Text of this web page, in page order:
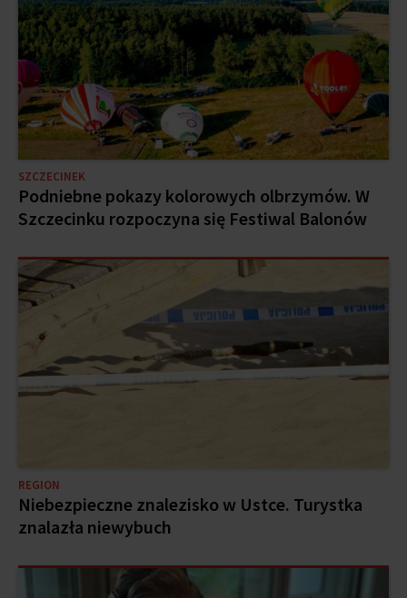
SZCZECINEK
Podniebne pokazy kolorowych olbrzymów. W
Szczecinku rozpoczyna się Festiwal Balonów
REGION
Niebezpieczne znalezisko w Ustce. Turystka
znalazła niewybuch